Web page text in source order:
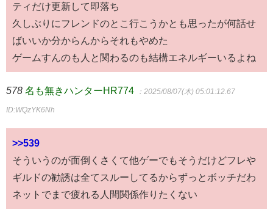
ティだけ更新して即落ち
久しぶりにフレンドのとこ行こうかとも思ったが何話せ
ばいいか分からんからそれもやめた
ゲームすんのも人と関わるのも結構エネルギーいるよね
578 名も無きハンターHR774 ：2025/08/07(木) 05:01:12.67
ID:WQzYK6Nh
>>539
そういうのが面倒くさくて他ゲーでもそうだけどフレや
ギルドの勧誘は全てスルーしてるからずっとボッチだわ
ネットでまで疲れる人間関係作りたくない